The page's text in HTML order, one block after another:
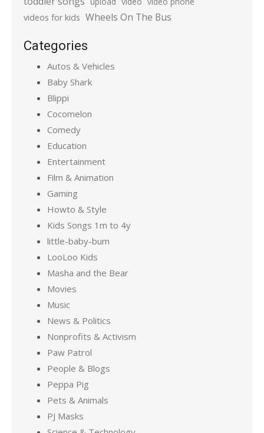
videos for kids Wheels On The Bus
Categories
Autos & Vehicles
Baby Shark
Blippi
Cocomelon
Comedy
Education
Entertainment
Film & Animation
Gaming
Howto & Style
Kids Songs 1m to 4y
little-baby-bum
LooLoo Kids
Masha and the Bear
Movies
Music
News & Politics
Nonprofits & Activism
Paw Patrol
People & Blogs
Peppa Pig
Pets & Animals
PJ Masks